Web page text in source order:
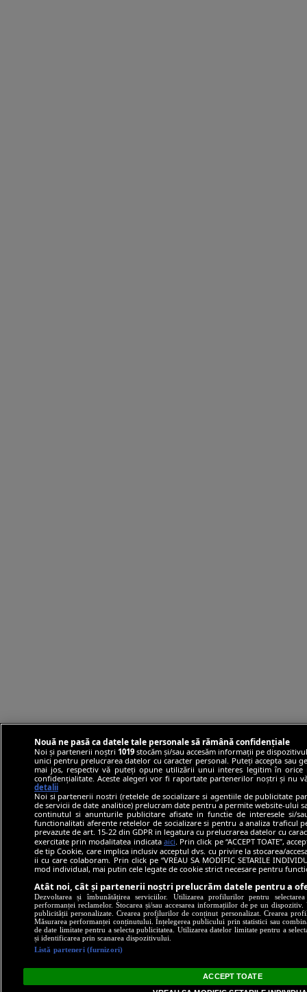
Nouă ne pasă ca datele tale personale să rămână confidențiale
Noi și partenerii noștri 1019stocăm și/sau accesăm informații pe
unici pentru prelucrarea datelor cu caracter personal. Puteți accepta sau
mai jos, respectiv vă puteți opune utilizării unui interes legitim în
confidențialitate. Aceste alegeri vor fi raportate partenerilor noștri și nu
detalii
Noi si partenerii nostri (retelele de socializare si agentiile de publicitate
de servicii de date analitice) prelucram date pentru a permite website-ului
continutul si anunturile publicitare afisate in functie de interesele si/
functionalitati aferente retelelor de socializare si pentru a analiza traficul
prevazute de art. 15-22 din GDPR in legatura cu prelucrarea datelor cu
exercitate prin modalitatea indicata aici . Prin click pe “ACCEPT TOATE”,
de tip Cookie, care implica inclusiv acceptul dvs. cu privire la stocarea/
ii cu care colaboram. Prin click pe “VREAU SA MODIFIC SETARILE
mod individual, mai putin cele legate de cookie strict necesare pentru
Atât noi, cât și partenerii noștri prelucrăm datele pentru a
Dezvoltarea și îmbunătățirea serviciilor. Utilizarea profilurilor pentru
performanței reclamelor. Stocarea și/sau accesarea informațiilor de pe un
publicității personalizate. Crearea profilurilor de conținut personalizat. Crearea
Măsurarea performanței conținutului. Înțelegerea publicului prin statistici sau
de date limitate pentru a selecta publicitatea. Utilizarea datelor limitate pentru a
și identificarea prin scanarea dispozitivului.
Listă parteneri (furnizori)
ACCEPT TOATE